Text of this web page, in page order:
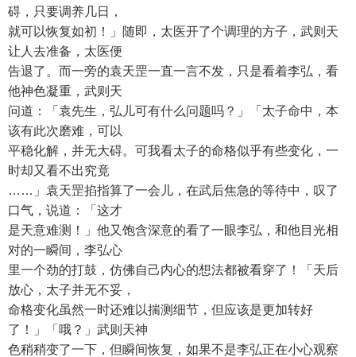
碍，只要调养几日，
就可以恢复如初！」随即，太医开了个调理的方子，武则天
让人去准备，太医便
告退了。而一旁的袁天罡一直一言不发，只是看着李弘，看
他神色凝重，武则天
问道：「袁先生，弘儿可有什么问题吗？」「太子命中，本
该有此次磨难，可以
平稳化解，并无大碍。可我看太子的命格似乎有些变化，一
时却又看不出究竟
……」袁天罡掐指算了一会儿，在武后焦急的等待中，叹了
口气，说道：「这才
是天意难测！」他又饱含深意的看了一眼李弘，和他目光相
对的一瞬间，李弘心
里一个劲的打鼓，仿佛自己内心的想法都被看穿了！「天后
放心，太子并无不妥，
命格变化虽然一时还难以揣测细节，但应该是更加转好
了！」「哦？」武则天神
色稍稍变了一下，但瞬间恢复，如果不是李弘正在小心观察